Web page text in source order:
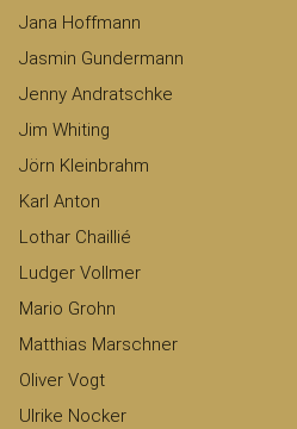
Jana Hoffmann
Jasmin Gundermann
Jenny Andratschke
Jim Whiting
Jörn Kleinbrahm
Karl Anton
Lothar Chaillié
Ludger Vollmer
Mario Grohn
Matthias Marschner
Oliver Vogt
Ulrike Nocker